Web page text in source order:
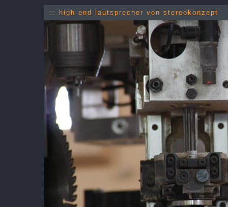
:: high end lautsprecher von stereokonzept